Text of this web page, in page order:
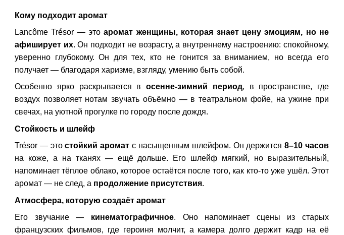
Кому подходит аромат
Lancôme Trésor — этоаромат женщины, которая знает цену эмоциям, но не
афиширует их. Он подходит не возрасту, а внутреннему настроению: спокойному,
уверенно глубокому. Он для тех, кто не гонится за вниманием, но всегда его
получает — благодаря харизме, взгляду, умению быть собой.
Особенно ярко раскрывается в осенне-зимний период, в пространстве, где
воздух позволяет нотам звучать объёмно — в театральном фойе, на ужине при
свечах, на уютной прогулке по городу после дождя.
Стойкость и шлейф
Trésor — этостойкий аромат с насыщенным шлейфом. Он держится8–10 часов
на коже, а на тканях — ещё дольше. Его шлейф мягкий, но выразительный,
напоминает тёплое облако, которое остаётся после того, как кто-то уже ушёл. Этот
аромат — не след, а продолжение присутствия.
Атмосфера, которую создаёт аромат
Его звучание — кинематографичное. Оно напоминает сцены из старых
французских фильмов, где героиня молчит, а камера долго держит кадр на её